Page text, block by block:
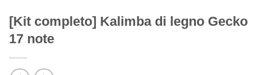
[Kit completo] Kalimba di legno Gecko
17 note